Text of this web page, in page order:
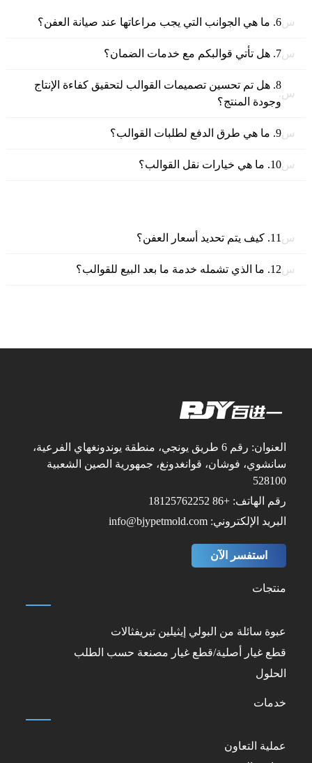
س.6. ما هي الجوانب التي يجب مراعاتها عند صيانة العفن؟
س.7. هل تأتي قوالبكم مع خدمات الضمان؟
س.
8. هل تم تحسين تصميمات القوالب لتحقيق كفاءة الإنتاج
وجودة المنتج؟
س.9. ما هي طرق الدفع لطلبات القوالب؟
س.10. ما هي خيارات نقل القوالب؟
س.11. كيف يتم تحديد أسعار العفن؟
س.12. ما الذي تشمله خدمة ما بعد البيع للقوالب؟
العنوان: رقم 6 طريق يونجي، منطقة يوندونغهاي الفرعية،
سانشوي، فوشان، قوانغدونغ، جمهورية الصين الشعبية
528100
رقم الهاتف: +86 18125762252
البريد الإلكتروني: info@bjypetmold.com
استفسر الآن
منتجات
عبوة سائلة من البولي إيثيلين تيريفثالات
قطع غيار أصلية/قطع غيار مصنعة حسب الطلب
الحلول
خدمات
عملية التعاون